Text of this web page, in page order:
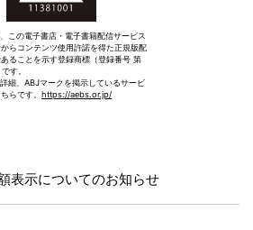
この電子書店・電子書籍配信サービス
らコンテンツ使用許諾を得た正規版配
ることを示す登録商標（登録番号 第
す。
細、ABJマークを掲示しているサービ
らです。 https://aebs.or.jp/
表示についてのお知らせ